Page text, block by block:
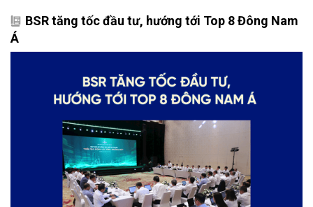
BSR tăng tốc đầu tư, hướng tới Top 8 Đông Nam
Á